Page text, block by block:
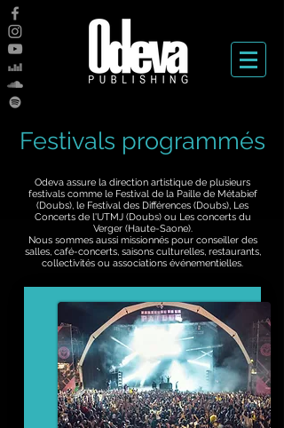
Festivals programmés
Odeva assure la direction artistique de plusieurs
festivals comme le Festival de la Paille de Métabief
(Doubs), le Festival des Différences (Doubs), Les
Concerts de l'UTMJ (Doubs) ou Les concerts du
Verger (Haute-Saone).
Nous sommes aussi missionnés pour conseiller des
salles, café-concerts, saisons culturelles, restaurants,
collectivités ou associations événementielles.